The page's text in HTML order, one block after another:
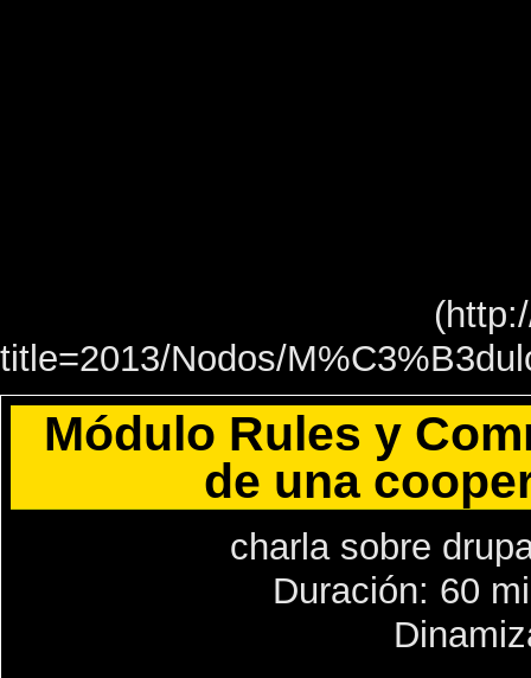
Módulo Rules y
de una
charla sobre
Duración: 60